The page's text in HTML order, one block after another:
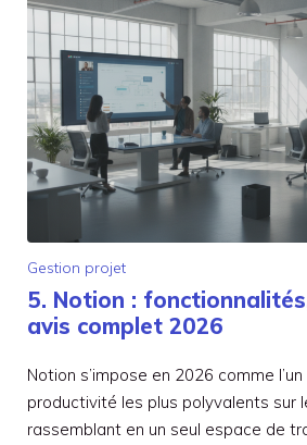
Gestion projet
5. Notion :
avis complet 2026
Notion s’impose en 2026 comme
productivité les plus polyvalents sur
rassemblant en un seul espace de